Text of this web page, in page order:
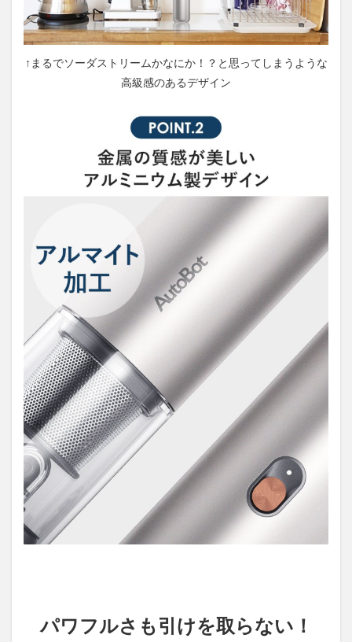
↑まるでソーダストリームかなにか！？と思ってしまうような
高級感のあるデザイン
パワフルさも引けを取らない！